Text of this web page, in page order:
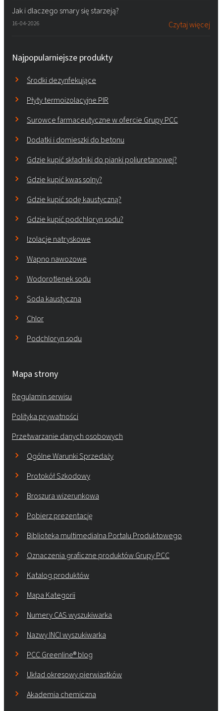
Jak i dlaczego smary się starzeją?
16-04-2026 Czytaj więcej
Najpopularniejsze produkty
Środki dezynfekujące
Płyty termoizolacyjne PIR
Surowce farmaceutyczne w ofercie Grupy PCC
Dodatki i domieszki do betonu
Gdzie kupić składniki do pianki poliuretanowej?
Gdzie kupić kwas solny?
Gdzie kupić sodę kaustyczną?
Gdzie kupić podchloryn sodu?
Izolacje natryskowe
Wapno nawozowe
Wodorotlenek sodu
Soda kaustyczna
Chlor
Podchloryn sodu
Mapa strony
Regulamin serwisu
Polityka prywatności
Przetwarzanie danych osobowych
Ogólne Warunki Sprzedaży
Protokół Szkodowy
Broszura wizerunkowa
Pobierz prezentację
Biblioteka multimedialna Portalu Produktowego
Oznaczenia graficzne produktów Grupy PCC
Katalog produktów
Mapa Kategorii
Numery CAS wyszukiwarka
Nazwy INCI wyszukiwarka
PCC Greenline® blog
Układ okresowy pierwiastków
Akademia chemiczna